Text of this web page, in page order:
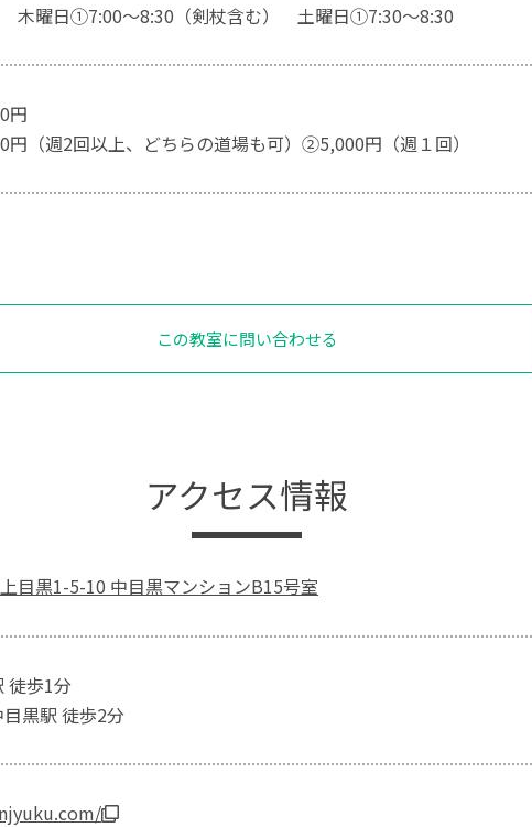
曜日①7:00～8:30（剣杖含む） 土曜日①7:30～8:30
円
（週2回以上、どちらの道場も可）②5,000円（週１回）
この教室に問い合わせる
アクセス情報
目黒1-5-10 中目黒マンションB15号室
徒歩1分
黒駅 徒歩2分